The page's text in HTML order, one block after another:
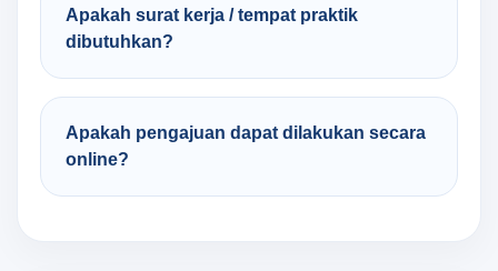
Apakah surat kerja / tempat praktik
dibutuhkan?
Apakah pengajuan dapat dilakukan secara
online?